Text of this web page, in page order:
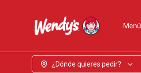
Menú
¿Dónde quieres pedir?